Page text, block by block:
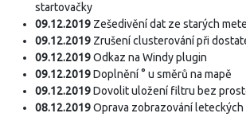
startovačky
09.12.2019 Zešedivění dat ze starých
09.12.2019 Zrušení clusterování při
09.12.2019Odkaz na Windy plugin
09.12.2019Doplnění ° u směrů na mapě
09.12.2019Dovolit uložení filtru bez
08.12.2019Oprava zobrazování